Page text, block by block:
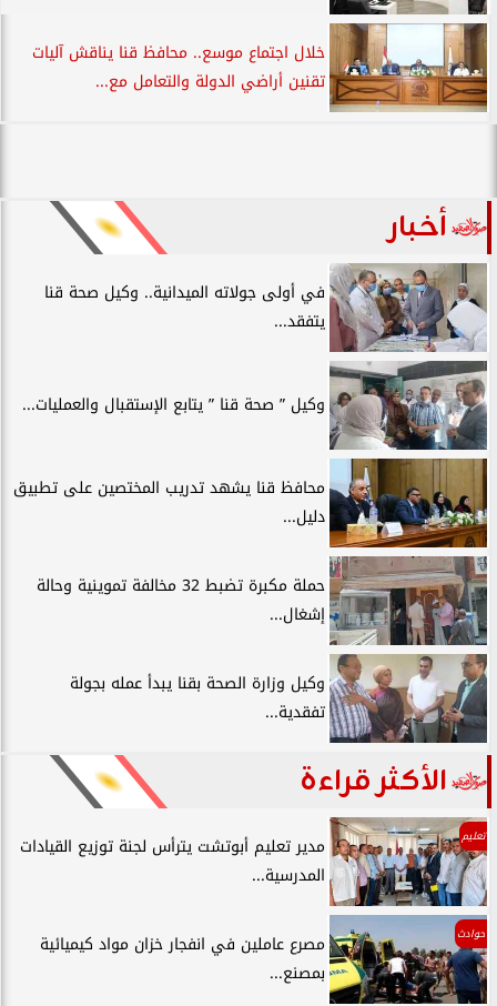
خلال اجتماع موسع.. محافظ قنا يناقش آليات
تقنين أراضي الدولة والتعامل مع...
أخبار
في أولى جولاته الميدانية.. وكيل صحة قنا
يتفقد...
وكيل ” صحة قنا ” يتابع الإستقبال والعمليات...
محافظ قنا يشهد تدريب المختصين على تطبيق
دليل...
حملة مكبرة تضبط 32 مخالفة تموينية وحالة
إشغال...
وكيل وزارة الصحة بقنا يبدأ عمله بجولة
تفقدية...
الأكثر قراءة
تعليم
مدير تعليم أبوتشت يترأس لجنة توزيع القيادات
المدرسية...
حوادث
مصرع عاملين في انفجار خزان مواد كيميائية
بمصنع...